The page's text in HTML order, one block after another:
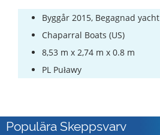
Försäkringar
Varven
Byggår 2015, Begagnad yacht
Chaparral Boats (US)
8,53 m x 2,74 m x 0.8 m
PL Puławy
Populära Skeppsvarv